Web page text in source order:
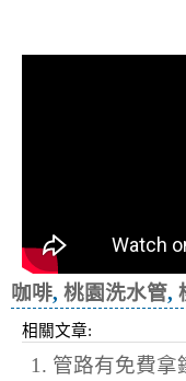
咖啡, 桃園洗水管,
相關文章:
1. 管路有免費拿